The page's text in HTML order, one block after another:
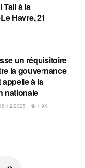
Tall à la
Havre, 21
un réquisitoire
la gouvernance
appelle à la
nationale
18/12/2025 1.9K